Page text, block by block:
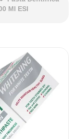
Ml ESI